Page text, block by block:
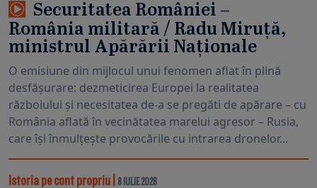
Securitatea României –
România militară / Radu Miruță,
ministrul Apărării Naționale
O emisiune din mijlocul unui fenomen aflat în plină
desfășurare: dezmeticirea Europei la realitatea
războiului și necesitatea de-a se pregăti de apărare – cu
România aflată în vecinătatea marelui agresor – Rusia,
care își înmulțește provocările cu intrarea dronelor...
Istoria pe cont propriu 8 IULIE 2026